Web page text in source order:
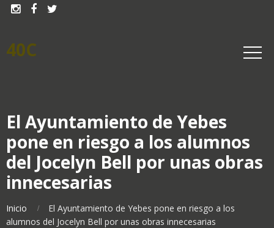
  
40C
El Ayuntamiento de Yebes
pone en riesgo a los alumnos
del Jocelyn Bell por unas obras
innecesarias
Inicio
El Ayuntamiento de Yebes pone en riesgo a los
alumnos del Jocelyn Bell por unas obras innecesarias